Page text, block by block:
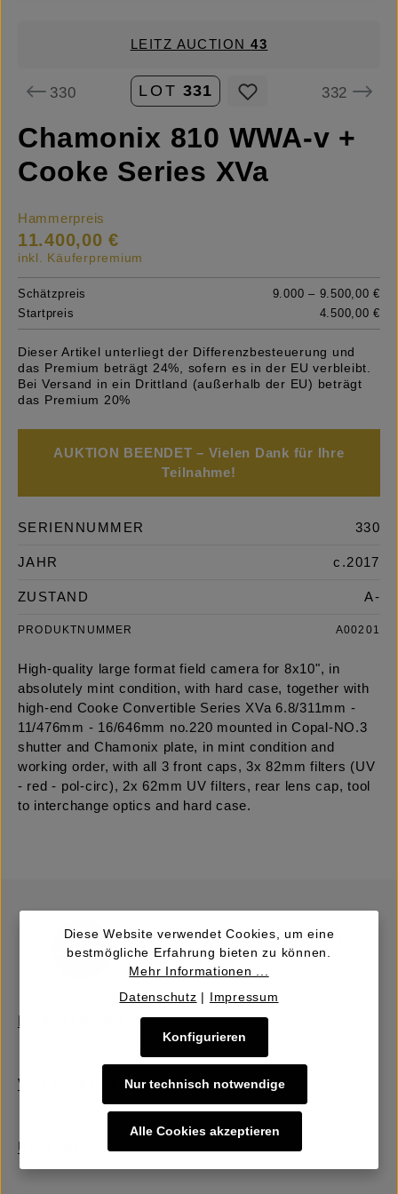
LEITZ AUCTION43
330 LOT 331 332
Chamonix 810 WWA-v +
Cooke Series XVa
Hammerpreis
11.400,00 €
inkl. Käuferpremium
Schätzpreis
9.000 – 9.500,00 €
Startpreis
4.500,00 €
Dieser Artikel unterliegt der Differenzbesteuerung und
das Premium beträgt 24%, sofern es in der EU verbleibt.
Bei Versand in ein Drittland (außerhalb der EU) beträgt
das Premium 20%
AUKTION BEENDET – Vielen Dank für Ihre
Teilnahme!
SERIENNUMMER 330
JAHR c.2017
ZUSTAND A-
PRODUKTNUMMER A00201
High-quality large format field camera for 8x10", in
absolutely mint condition, with hard case, together with
high-end Cooke Convertible Series XVa 6.8/311mm -
11/476mm - 16/646mm no.220 mounted in Copal-NO.3
shutter and Chamonix plate, in mint condition and
working order, with all 3 front caps, 3x 82mm filters (UV
- red - pol-circ), 2x 62mm UV filters, rear lens cap, tool
to interchange optics and hard case.
Verkaufen | Einbringen
Über uns
Diese Website verwendet Cookies, um eine
bestmögliche Erfahrung bieten zu können.
Mehr Informationen ...
Datenschutz | Impressum
Nur technisch notwendige
Konfigurieren
Alle Cookies akzeptieren